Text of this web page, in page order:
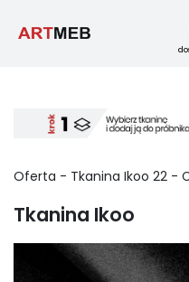
Oferta - Tkanina Ikoo 22 -
Tkanina Ikoo